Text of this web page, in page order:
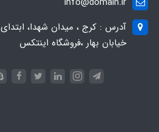
آدرس : کرج ، میدان شهدا، ابتدای
خیابان بهار ،فروشگاه اینتکس